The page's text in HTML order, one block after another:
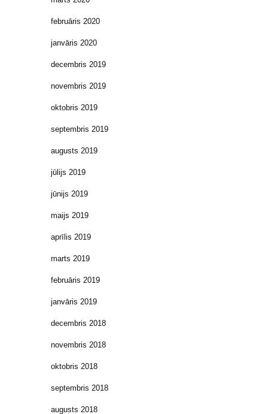
februāris 2020
janvāris 2020
decembris 2019
novembris 2019
oktobris 2019
septembris 2019
augusts 2019
jūlijs 2019
jūnijs 2019
maijs 2019
aprīlis 2019
marts 2019
februāris 2019
janvāris 2019
decembris 2018
novembris 2018
oktobris 2018
septembris 2018
augusts 2018